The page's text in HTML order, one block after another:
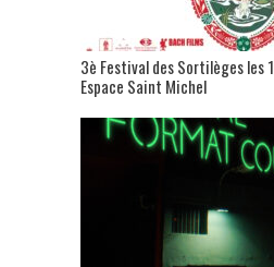
3è Festival des Sortilèges les
Espace Saint Michel